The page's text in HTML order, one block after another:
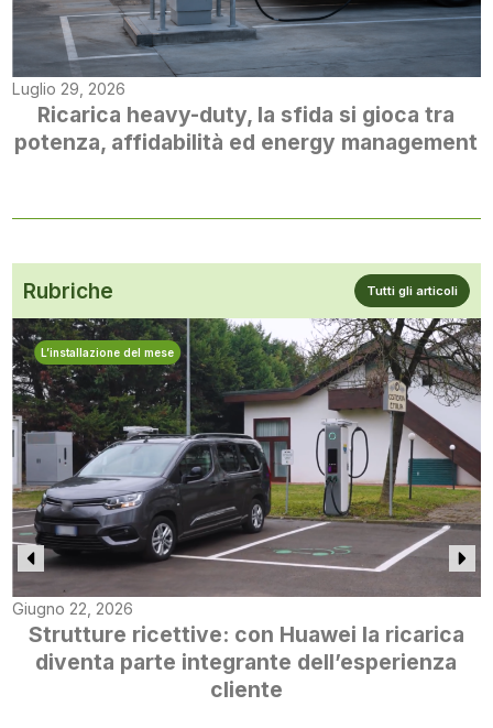
Luglio 29, 2026
Ricarica heavy-duty, la sfida si gioca tra
potenza, affidabilità ed energy management
Rubriche Tutti gli articoli
L’installazione del mese
Giugno 22, 2026
Strutture ricettive: con Huawei la ricarica
diventa parte integrante dell’esperienza
cliente